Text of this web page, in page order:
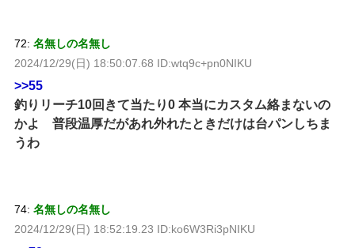
72: 名無しの名無し
2024/12/29(日) 18:50:07.68 ID:wtq9c+pn0NIKU
>>55
釣りリーチ10回きて当たり0 本当にカスタム絡まないの
かよ 普段温厚だがあれ外れたときだけは台パンしちま
うわ
74: 名無しの名無し
2024/12/29(日) 18:52:19.23 ID:ko6W3Ri3pNIKU